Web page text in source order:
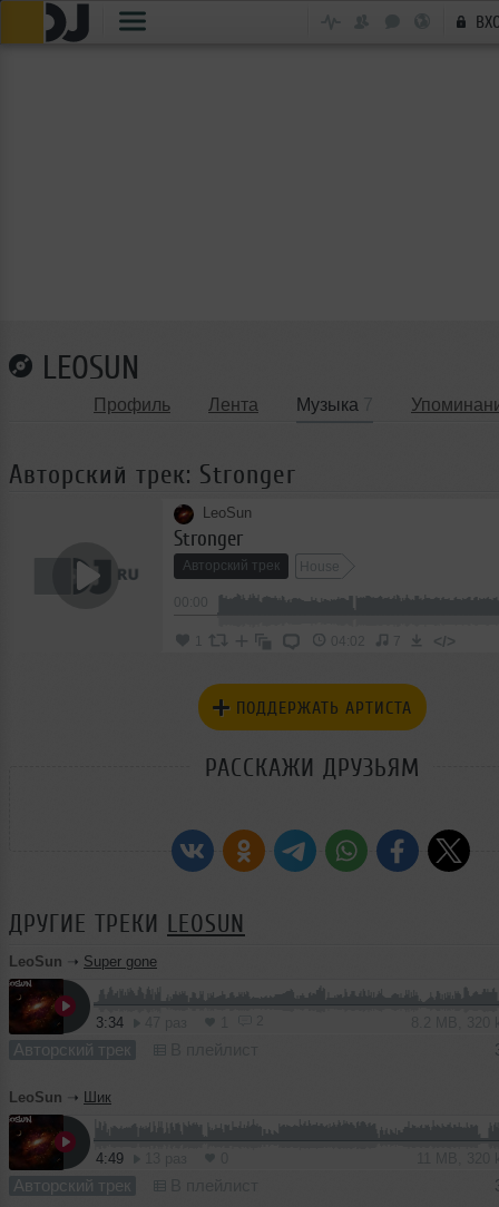
LEOSUN
Профиль Лента Музыка
Авторский трек: Stronger
LeoSun
Stronger
Авторский трек House
04:02 7 </>
ПОДДЕРЖАТЬ АРТИСТА
РАССКАЖИ ДРУЗЬЯМ
ДРУГИЕ ТРЕКИ LEOSUN
LeoSun ➝ Super gone
3:34
Авторский трек
LeoSun ➝ Шик
4:49
Авторский трек